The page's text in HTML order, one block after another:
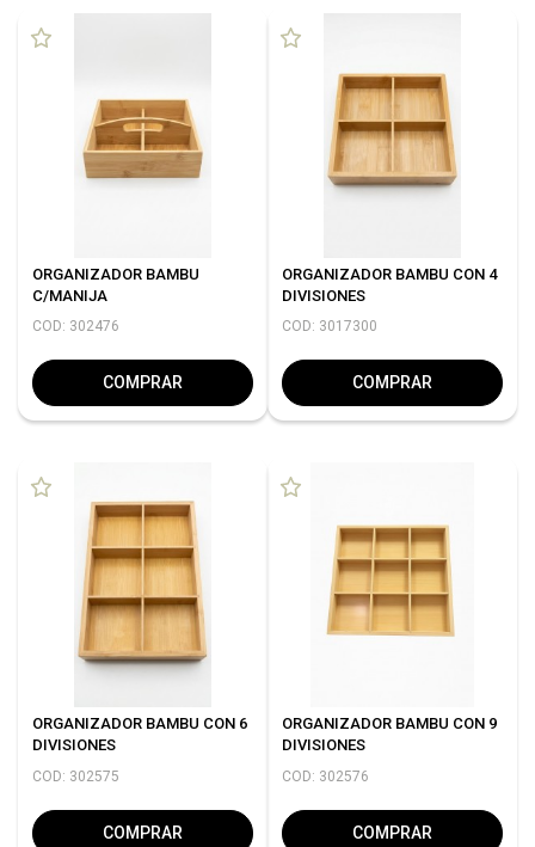
ORGANIZADOR BAMBU
C/MANIJA
COD: 302476
COMPRAR
ORGANIZADOR BAMBU CON 4
DIVISIONES
COD: 3017300
COMPRAR
ORGANIZADOR BAMBU CON 6
DIVISIONES
COD: 302575
COMPRAR
ORGANIZADOR BAMBU CON 9
DIVISIONES
COD: 302576
COMPRAR